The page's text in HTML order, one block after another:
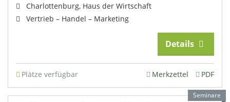
Charlottenburg, Haus der Wirtschaft
Vertrieb – Handel – Marketing
Details
Plätze verfügbar Merkzettel PDF
Seminare